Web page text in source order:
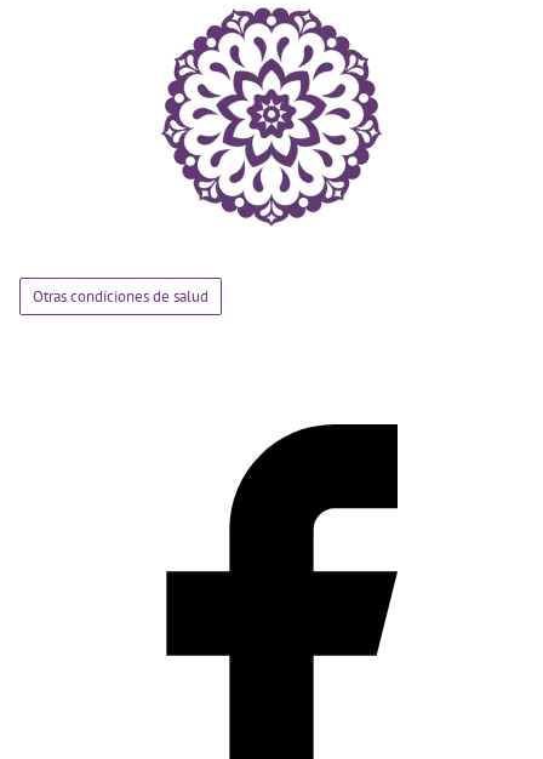
Otras condiciones de salud